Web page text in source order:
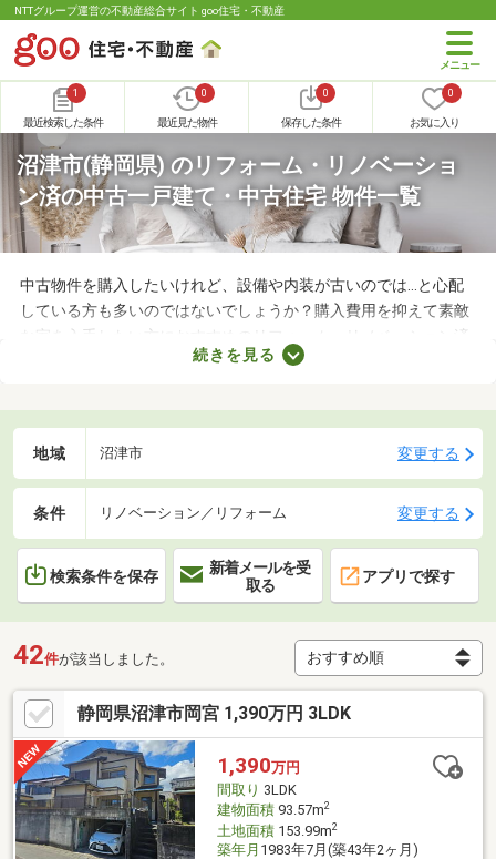
NTTグループ運営の不動産総合サイト goo住宅・不動産
1
最近検索した条件
0
最近見た物件
0
保存した条件
0
お気に入り
沼津市(静岡県) のリフォーム・リノベーショ
ン済の中古一戸建て・中古住宅 物件一覧
中古物件を購入したいけれど、設備や内装が古いのでは…と心配
している方も多いのではないでしょうか？購入費用を抑えて素敵
な家を入手したい方におすすめのリフォーム・リノベーション済
みの中古一軒家を紹介します。築年数が古くても新しい設備が整
快適に暮らせますよ。
続きを見る
地域 沼津市 変更する
条件 リノベーション／リフォーム 変更する
検索条件を保存
新着メールを受
取る
アプリで探す
42件が該当しました。
静岡県沼津市岡宮 1,390万円 3LDK
1,390万円
間取り 3LDK
建物面積93.57m2
土地面積153.99m2
築年月 1983年7月(築43年2ヶ月)